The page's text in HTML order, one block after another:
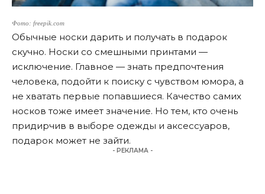
Фото: freepik.com
Обычные носки дарить и получать в подарок
скучно. Носки со смешными принтами —
исключение. Главное — знать предпочтения
человека, подойти к поиску с чувством юмора, а
не хватать первые попавшиеся. Качество самих
носков тоже имеет значение. Но тем, кто очень
придирчив в выборе одежды и аксессуаров,
подарок может не зайти.
- РЕКЛАМА -